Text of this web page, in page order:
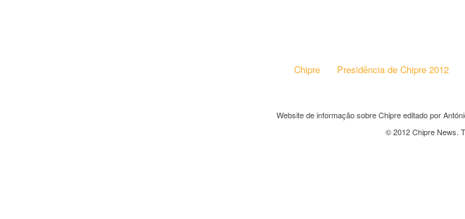
Chipre Presidência de Chipre 2012
Website de informação sobre Chipre editado por
© 2012 Chipre News.